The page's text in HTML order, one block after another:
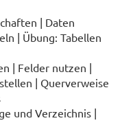
| Daten
| Übung: Tabellen
| Felder nutzen |
| Querverweise
und Verzeichnis |